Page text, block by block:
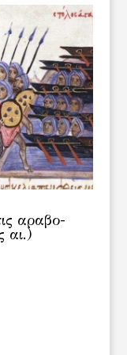
αραβο-
αι.)